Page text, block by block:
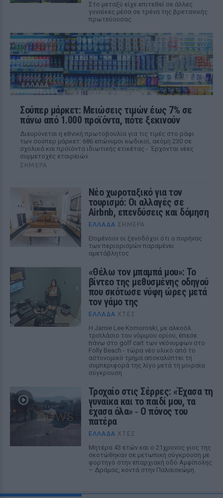
Στο μεταξύ είχε επιτεθεί σε άλλες
γυναίκες μέσα σε τρένα της βρετανικής
πρωτεύουσας
ΕΛΛΆΔΑ
Σούπερ μάρκετ: Μειώσεις τιμών έως 7% σε
πάνω από 1.000 προϊόντα, πότε ξεκινούν
Διευρύνεται η εθνική πρωτοβουλία για τις τιμές στο ράφι
των σούπερ μάρκετ: 686 επώνυμοι κωδικοί, ακόμη 230 σε
σχολικά και προϊόντα ιδιωτικής ετικέτας - Έρχονται νέες
συμμετοχές εταιρειών
ΣΉΜΕΡΑ
Νέο χωροταξικό για τον
τουρισμό: Οι αλλαγές σε
Airbnb, επενδύσεις και δόμηση
ΕΛΛΆΔΑ ΣΉΜΕΡΑ
Επιμένουν οι ξενοδόχοι ότι ο πυρήνας
των περιορισμών παραμένει
αμετάβλητος
«Θέλω τον μπαμπά μου»: Το
βίντεο της μεθυσμένης οδηγού
που σκότωσε νύφη ώρες μετά
τον γάμο της
ΕΛΛΆΔΑ ΧΤΕΣ
Η Jamie Lee Komoroski, με αλκοόλ
τριπλάσιο του νόμιμου ορίου, έπεσε
πάνω στο golf cart των νεόνυμφων στο
Folly Beach - τώρα νέο υλικό από το
αστυνομικό τμήμα αποκαλύπτει τη
συμπεριφορά της λίγο μετά τη μοιραία
σύγκρουση
Τροχαίο στις Σέρρες: «Έχασα τη
γυναίκα και το παιδί μου, τα
έχασα όλα» ‑ Ο πόνος του
πατέρα
ΕΛΛΆΔΑ ΧΤΕΣ
Μητέρα 43 ετών και ο 21χρονος γιος της
σκοτώθηκαν σε μετωπική σύγκρουση με
φορτηγό στην επαρχιακή οδό Αμφίπολης
– Δράμας, κοντά στην Παλαιοκώμη.